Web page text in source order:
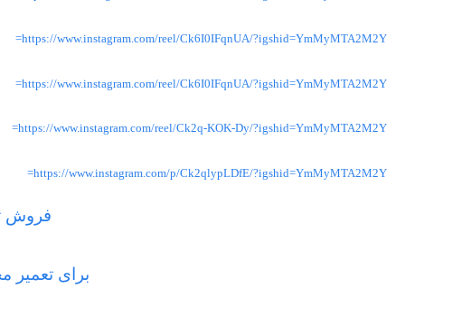
https://www.instagram.com/reel/Ck6I0IFqnUA/?igshid=YmMyMTA2M2Y=
https://www.instagram.com/reel/Ck6I0IFqnUA/?igshid=YmMyMTA2M2Y=
https://www.instagram.com/reel/Ck2q-KOK-Dy/?igshid=YmMyMTA2M2Y=
https://www.instagram.com/p/Ck2qlypLDfE/?igshid=YmMyMTA2M2Y=
فروش
برای